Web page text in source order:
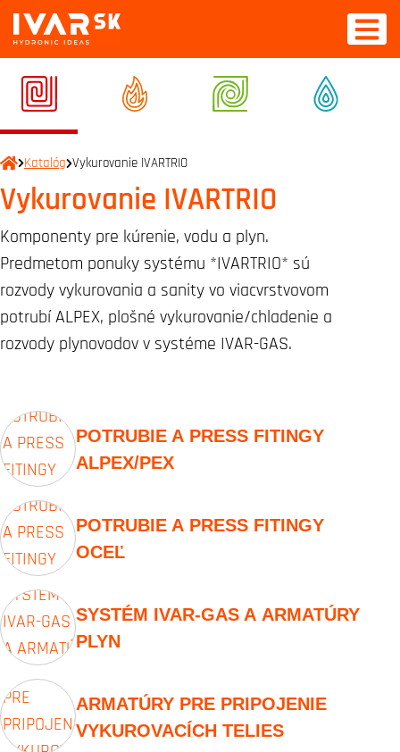
Katalóg Vykurovanie IVARTRIO
Vykurovanie IVARTRIO
Komponenty pre kúrenie, vodu a plyn.
Predmetom ponuky systému *IVARTRIO* sú
rozvody vykurovania a sanity vo viacvrstvovom
potrubí ALPEX, plošné vykurovanie/chladenie a
rozvody plynovodov v systéme IVAR-GAS.
POTRUBIE A PRESS FITINGY
ALPEX/PEX
POTRUBIE A PRESS FITINGY
OCEĽ
SYSTÉM IVAR-GAS A ARMATÚRY
PLYN
ARMATÚRY PRE PRIPOJENIE
VYKUROVACÍCH TELIES